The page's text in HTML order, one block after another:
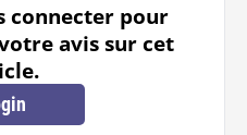
connecter pour
avis sur cet